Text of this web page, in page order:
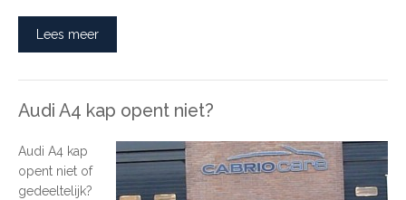
Lees meer
Audi A4 kap opent niet?
Audi A4 kap
opent niet of
gedeeltelijk?